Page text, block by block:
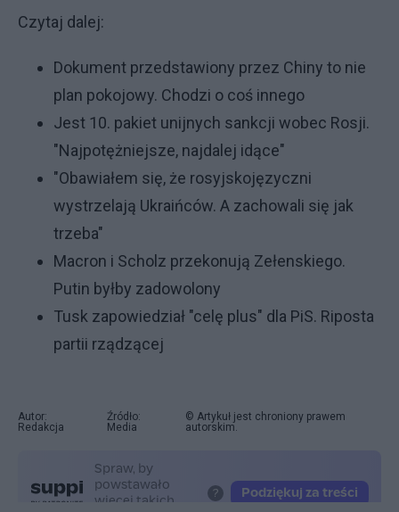
Czytaj dalej:
Dokument przedstawiony przez Chiny to nie
plan pokojowy. Chodzi o coś innego
Jest 10. pakiet unijnych sankcji wobec Rosji.
"Najpotężniejsze, najdalej idące"
"Obawiałem się, że rosyjskojęzyczni
wystrzelają Ukraińców. A zachowali się jak
trzeba"
Macron i Scholz przekonują Zełenskiego.
Putin byłby zadowolony
Tusk zapowiedział "celę plus" dla PiS. Riposta
partii rządzącej
Autor:
Redakcja
Źródło:
Media
© Artykuł jest chroniony prawem
autorskim.